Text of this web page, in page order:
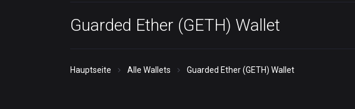
Guarded Ether (GETH) Wallet
Hauptseite Alle Wallets Guarded Ether (GETH) Wallet